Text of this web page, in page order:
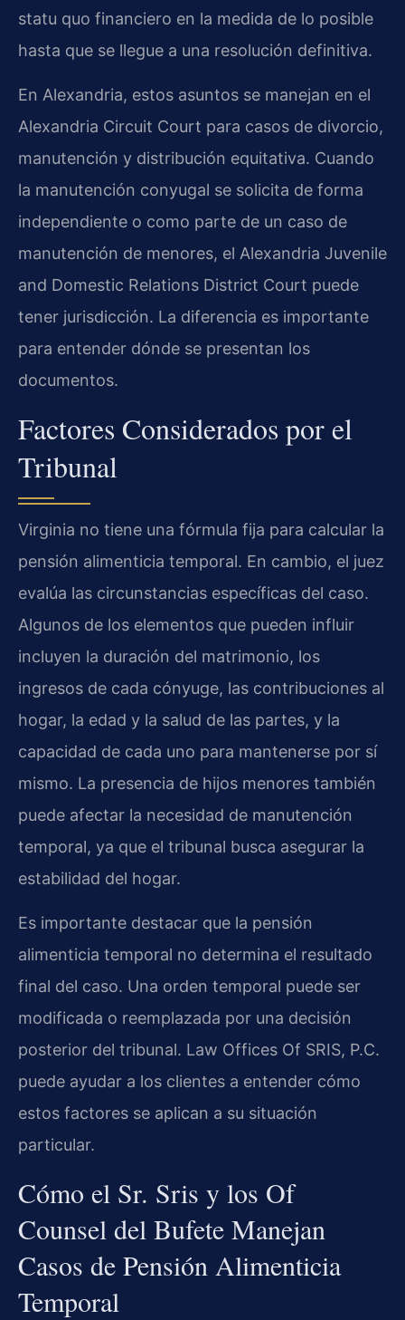
statu quo financiero en la medida de lo posible
hasta que se llegue a una resolución definitiva.
En Alexandria, estos asuntos se manejan en el
Alexandria Circuit Court para casos de divorcio,
manutención y distribución equitativa. Cuando
la manutención conyugal se solicita de forma
independiente o como parte de un caso de
manutención de menores, el Alexandria Juvenile
and Domestic Relations District Court puede
tener jurisdicción. La diferencia es importante
para entender dónde se presentan los
documentos.
Factores Considerados por el
Tribunal
Virginia no tiene una fórmula fija para calcular la
pensión alimenticia temporal. En cambio, el juez
evalúa las circunstancias específicas del caso.
Algunos de los elementos que pueden influir
incluyen la duración del matrimonio, los
ingresos de cada cónyuge, las contribuciones al
hogar, la edad y la salud de las partes, y la
capacidad de cada uno para mantenerse por sí
mismo. La presencia de hijos menores también
puede afectar la necesidad de manutención
temporal, ya que el tribunal busca asegurar la
estabilidad del hogar.
Es importante destacar que la pensión
alimenticia temporal no determina el resultado
final del caso. Una orden temporal puede ser
modificada o reemplazada por una decisión
posterior del tribunal. Law Offices Of SRIS, P.C.
puede ayudar a los clientes a entender cómo
estos factores se aplican a su situación
particular.
Cómo el Sr. Sris y los Of
Counsel del Bufete Manejan
Casos de Pensión Alimenticia
Temporal